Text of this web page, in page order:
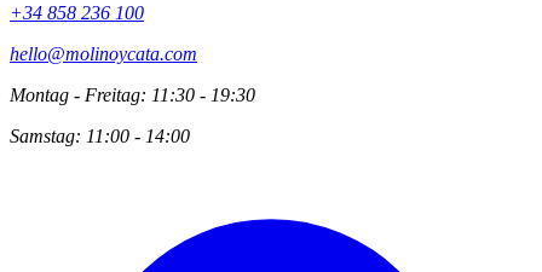
+34 858 236 100
hello@molinoycata.com
Montag - Freitag: 11:30 - 19:30
Samstag: 11:00 - 14:00